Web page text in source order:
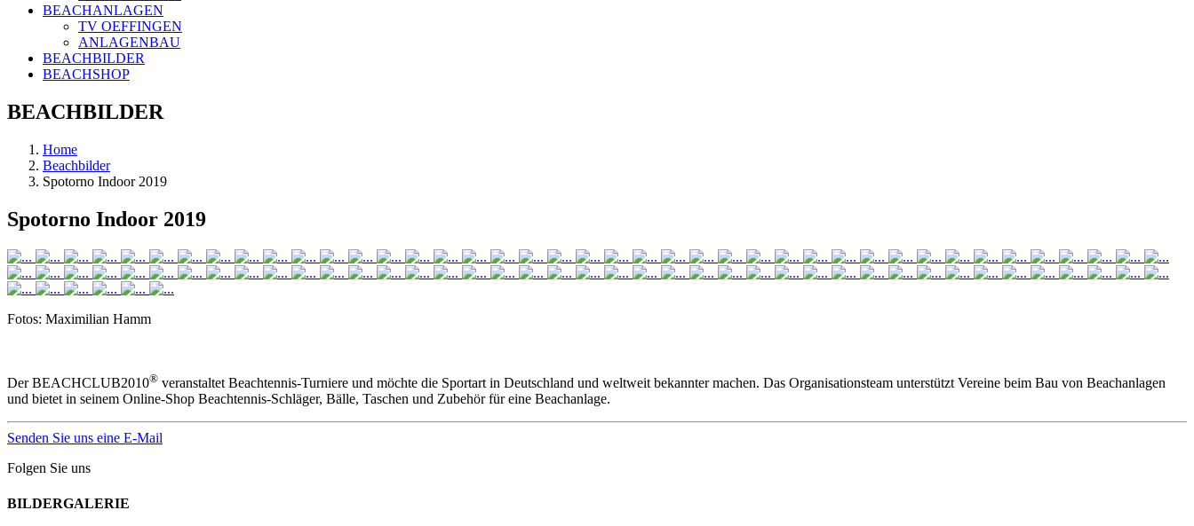
BEACHANLAGEN
TV OEFFINGEN
ANLAGENBAU
BEACHBILDER
BEACHSHOP
BEACHBILDER
Home
Beachbilder
Spotorno Indoor 2019
Spotorno Indoor 2019
Fotos: Maximilian Hamm
Der BEACHCLUB2010® veranstaltet Beachtennis-Turniere und möchte die Sportart in Deutschland und weltweit bekannter machen. Das Organisationsteam unterstützt Vereine beim Bau von Beachanlagen
und bietet in seinem Online-Shop Beachtennis-Schläger, Bälle, Taschen und Zubehör für eine Beachanlage.
Senden Sie uns eine E-Mail
Folgen Sie uns
BILDERGALERIE